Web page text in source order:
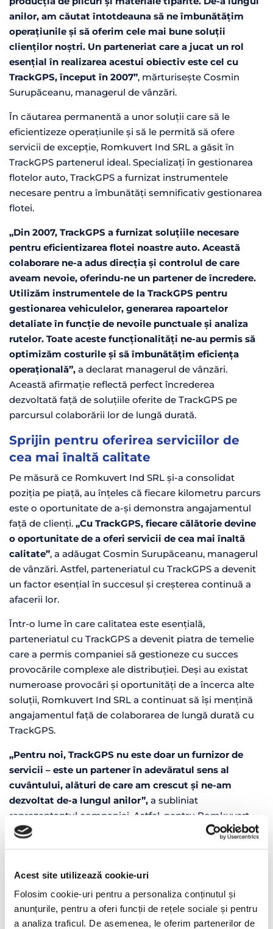
Acest site utilizează cookie-uri
Folosim cookie-uri pentru a personaliza conținutul și
anunțurile, pentru a oferi funcții de rețele sociale și pentru
a analiza traficul. De asemenea, le oferim partenerilor de
anilor, am căutat întotdeauna să ne îmbunătățim
operațiunile și să oferim cele mai bune soluții
clienților noștri. Un parteneriat care a jucat un rol
esențial în realizarea acestui obiectiv este cel cu
TrackGPS, început în 2007”, mărturisește Cosmin
Surupăceanu, managerul de vânzări.
În căutarea permanentă a unor soluții care să le
eficientizeze operațiunile și să le permită să ofere
servicii de excepție, Romkuvert Ind SRL a găsit în
TrackGPS partenerul ideal. Specializați în gestionarea
flotelor auto, TrackGPS a furnizat instrumentele
necesare pentru a îmbunătăți semnificativ gestionarea
flotei.
„Din 2007, TrackGPS a furnizat soluțiile necesare
pentru eficientizarea flotei noastre auto. Această
colaborare ne-a adus direcția și controlul de care
aveam nevoie, oferindu-ne un partener de încredere.
Utilizăm instrumentele de la TrackGPS pentru
gestionarea vehiculelor, generarea rapoartelor
detaliate în funcție de nevoile punctuale și analiza
rutelor. Toate aceste funcționalități ne-au permis să
optimizăm costurile și să îmbunătățim eficiența
operațională”, a declarat managerul de vânzări.
Această afirmație reflectă perfect încrederea
dezvoltată față de soluțiile oferite de TrackGPS pe
parcursul colaborării lor de lungă durată.
Sprijin pentru oferirea serviciilor de
cea mai înaltă calitate
Pe măsură ce Romkuvert Ind SRL și-a consolidat
poziția pe piață, au înțeles că fiecare kilometru parcurs
este o oportunitate de a-și demonstra angajamentul
față de clienți. „Cu TrackGPS, fiecare călătorie devine
o oportunitate de a oferi servicii de cea mai înaltă
calitate”, a adăugat Cosmin Surupăceanu, managerul
de vânzări. Astfel, parteneriatul cu TrackGPS a devenit
un factor esențial în succesul și creșterea continuă a
afacerii lor.
Într-o lume în care calitatea este esențială,
parteneriatul cu TrackGPS a devenit piatra de temelie
care a permis companiei să gestioneze cu succes
provocările complexe ale distribuției. Deși au existat
numeroase provocări și oportunități de a încerca alte
soluții, Romkuvert Ind SRL a continuat să își mențină
angajamentul față de colaborarea de lungă durată cu
TrackGPS.
„Pentru noi, TrackGPS nu este doar un furnizor de
servicii – este un partener în adevăratul sens al
cuvântului, alături de care am crescut și ne-am
dezvoltat de-a lungul anilor”, a subliniat
reprezentantul companiei. Astfel, pentru Romkuvert
Ind SRL, colaborarea cu TrackGPS nu este doar o
calitate oferit, demonstrăm că împreună putem depăși
așteptările clienților. Parteneriatul cu TrackGPS